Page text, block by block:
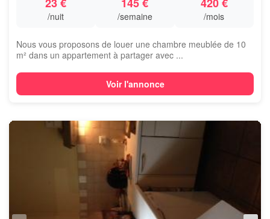
/nuit /semaine /mois
Nous vous proposons de louer une chambre meublée de 10
m² dans un appartement à partager avec ...
Voir l'annonce